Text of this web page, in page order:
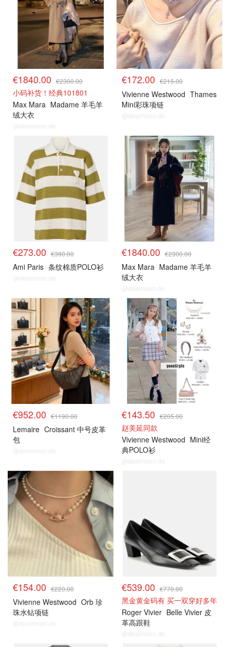
€1840.00 €2300.00
小码补货！经典101801
Max Mara Madame 羊毛羊
绒大衣
@dealmoon.de
€172.00 €215.00
Vivienne Westwood Thames
Mini彩珠项链
@dealmoon.de
€273.00 €390.00
Ami Paris 条纹棉质POLO衫
@dealmoon.de
€1840.00 €2300.00
Max Mara Madame 羊毛羊
绒大衣
@dealmoon.de
€952.00 €1190.00
Lemaire Croissant 中号皮革
包
@dealmoon.de
€143.50 €205.00
赵美延同款
Vivienne Westwood Mini经
典POLO衫
@dealmoon.de
€154.00 €220.00
Vivienne Westwood Orb 珍
珠水钻项链
@dealmoon.de
€539.00 €770.00
黑金黄金码有 买一双穿好多年
Roger Vivier Belle Vivier 皮
革高跟鞋
@dealmoon.de